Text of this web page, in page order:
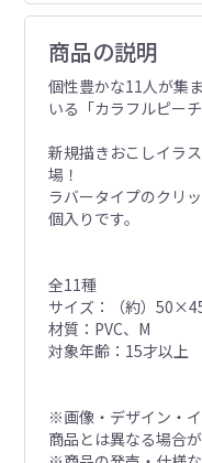
商品の説明
個性豊かな11人が集
いる「カラフルピーチ
新規描きおこしイラ
場！
ラバータイプのクリ
個入りです。
全11種
サイズ：（約）
材質：PVC、M
対象年齢：15才以上
※画像・デザイン・
商品とは異なる場合が